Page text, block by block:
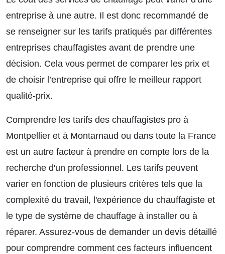
entreprise à une autre. Il est donc recommandé de
se renseigner sur les tarifs pratiqués par différentes
entreprises chauffagistes avant de prendre une
décision. Cela vous permet de comparer les prix et
de choisir l’entreprise qui offre le meilleur rapport
qualité-prix.
Comprendre les tarifs des chauffagistes pro à
Montpellier et à Montarnaud ou dans toute la France
est un autre facteur à prendre en compte lors de la
recherche d'un professionnel. Les tarifs peuvent
varier en fonction de plusieurs critères tels que la
complexité du travail, l'expérience du chauffagiste et
le type de système de chauffage à installer ou à
réparer. Assurez-vous de demander un devis détaillé
pour comprendre comment ces facteurs influencent